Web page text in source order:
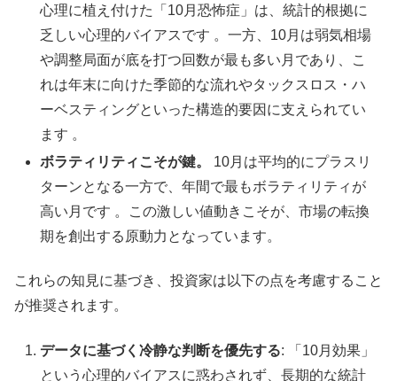
心理に植え付けた「10月恐怖症」は、統計的根拠に
乏しい心理的バイアスです 。一方、10月は弱気相場
や調整局面が底を打つ回数が最も多い月であり、こ
れは年末に向けた季節的な流れやタックスロス・ハ
ーベスティングといった構造的要因に支えられてい
ます 。
ボラティリティこそが鍵。
10月は平均的にプラスリ
ターンとなる一方で、年間で最もボラティリティが
高い月です 。この激しい値動きこそが、市場の転換
期を創出する原動力となっています。
これらの知見に基づき、投資家は以下の点を考慮すること
が推奨されます。
データに基づく冷静な判断を優先する: 「10月効果」
という心理的バイアスに惑わされず、長期的な統計